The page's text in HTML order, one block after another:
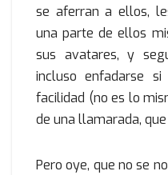
se aferran a ellos,
una parte de ellos
sus avatares, y
incluso enfadarse
facilidad (no es lo
de una llamarada,
Pero oye, que no se